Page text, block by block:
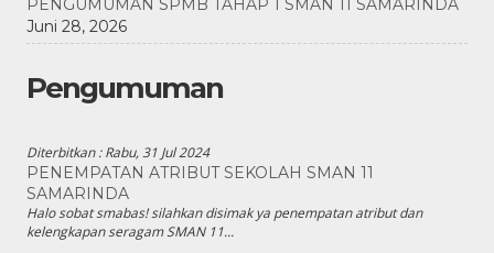
PENGUMUMAN SPMB TAHAP 1 SMAN 11 SAMARINDA
Juni 28, 2026
Pengumuman
Diterbitkan :Rabu, 31 Jul 2024
PENEMPATAN ATRIBUT SEKOLAH SMAN 11
SAMARINDA
Halo sobat smabas! silahkan disimak ya penempatan atribut dan
kelengkapan seragam SMAN 11...